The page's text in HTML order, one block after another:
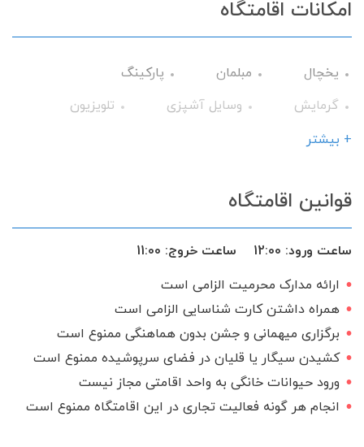
امکانات اقامتگاه
یخچال مبلمان
پارکینگ
گرمایش
وسایل آشپزی
تلویزیون
سرویس فرنگی
+ بیشتر
قوانین اقامتگاه
ساعت ورود: 12:00 ساعت خروج: 11:00
ارائه مدارک محرمیت الزامی است
همراه داشتن کارت شناسایی الزامی است
برگزاری میهمانی و جشن بدون هماهنگی ممنوع است
کشیدن سیگار یا قلیان در فضای سرپوشیده ممنوع است
ورود حیوانات خانگی به واحد اقامتی مجاز نیست
انجام هر گونه فعالیت تجاری در این اقامتگاه ممنوع است